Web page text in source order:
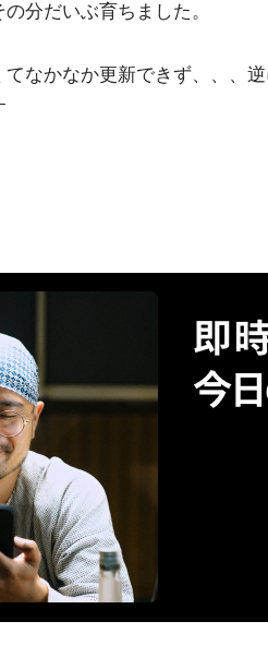
分だいぶ育ちました。
てなかなか更新できず、、、